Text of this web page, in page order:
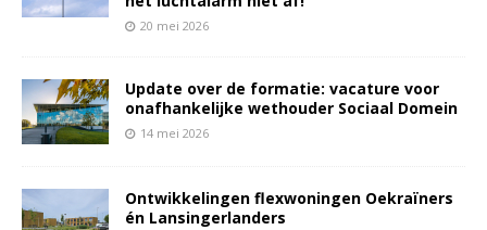
20 mei 2026
Update over de formatie: vacature voor
onafhankelijke wethouder Sociaal Domein
14 mei 2026
Ontwikkelingen flexwoningen Oekraïners
én Lansingerlanders